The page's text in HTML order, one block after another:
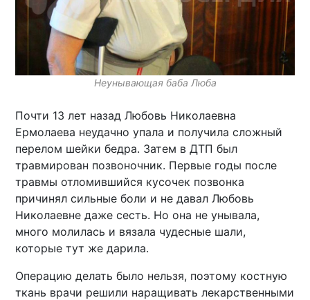
Неунывающая баба Люба
Почти 13 лет назад Любовь Николаевна
Ермолаева неудачно упала и получила сложный
перелом шейки бедра. Затем в ДТП был
травмирован позвоночник. Первые годы после
травмы отломившийся кусочек позвонка
причинял сильные боли и не давал Любовь
Николаевне даже сесть. Но она не унывала,
много молилась и вязала чудесные шали,
которые тут же дарила.
Операцию делать было нельзя, поэтому костную
ткань врачи решили наращивать лекарственными